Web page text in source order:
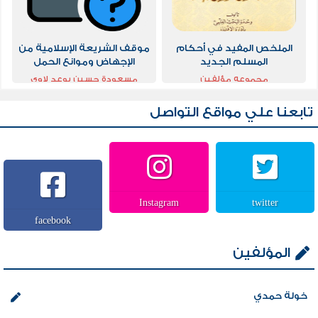
الملخص المفيد في أحكام
المسلم الجديد
مجموعه مؤلفين
موقف الشريعة الإسلامية من
الإجهاض وموانع الحمل
ماجستير
مسعودة حسين بوعد لاوي
تابعنا علي مواقع التواصل
twitter
Instagram
facebook
المؤلفين
خولة حمدي